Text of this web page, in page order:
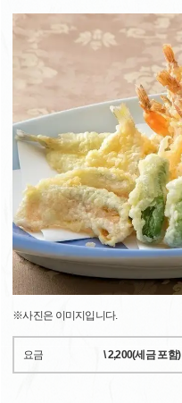
※사진은 이미지입니다.
요금 \ 2,200(세금 포함)